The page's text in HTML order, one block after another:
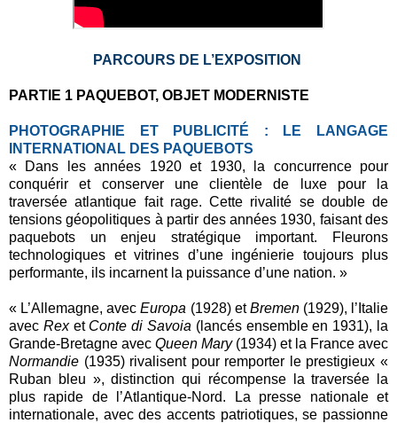
PARCOURS DE L’EXPOSITION
PARTIE 1 PAQUEBOT, OBJET MODERNISTE
PHOTOGRAPHIE ET PUBLICITÉ : LE
LANGAGE
INTERNATIONAL DES PAQUEBOTS
« Dans les années 1920 et 1930, la concurrence pour
conquérir et conserver une clientèle de luxe pour la
traversée atlantique fait rage. Cette rivalité se double de
tensions géopolitiques à partir des années 1930, faisant des
paquebots un enjeu stratégique important. Fleurons
technologiques et vitrines d’une ingénierie toujours plus
performante, ils incarnent la puissance d’une nation. »
« L’Allemagne, avecEuropa (1928) etBremen (1929), l’Italie
avec Rexet Conte di Savoia (lancés ensemble en 1931), la
Grande-Bretagne avec Queen Mary(1934) et la France avec
Normandie (1935) rivalisent pour remporter le prestigieux «
Ruban bleu », distinction qui récompense la traversée la
plus rapide de l’Atlantique-Nord. La presse nationale et
internationale, avec des accents patriotiques, se passionne